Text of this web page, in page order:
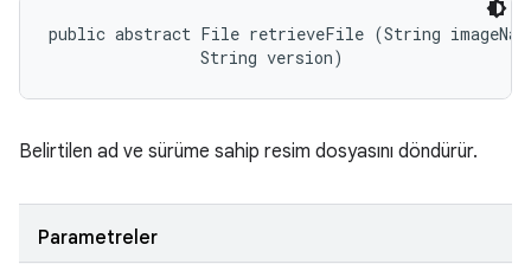
public abstract File retrieveFile (String
                String version)
Belirtilen ad ve sürüme sahip resim dosyasını döndürür.
Parametreler